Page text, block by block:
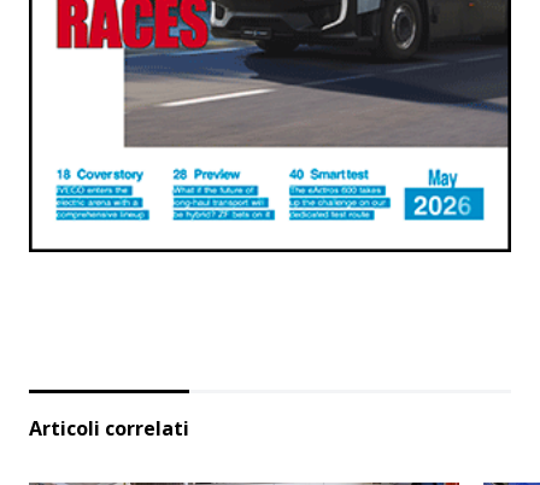
Articoli correlati